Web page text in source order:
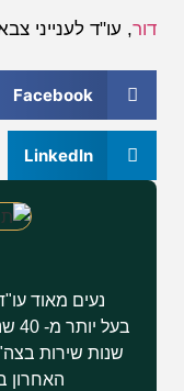
דור, עו"ד לענייני
Facebook
LinkedIn
נעים מאוד
שנות שירות
האחרון